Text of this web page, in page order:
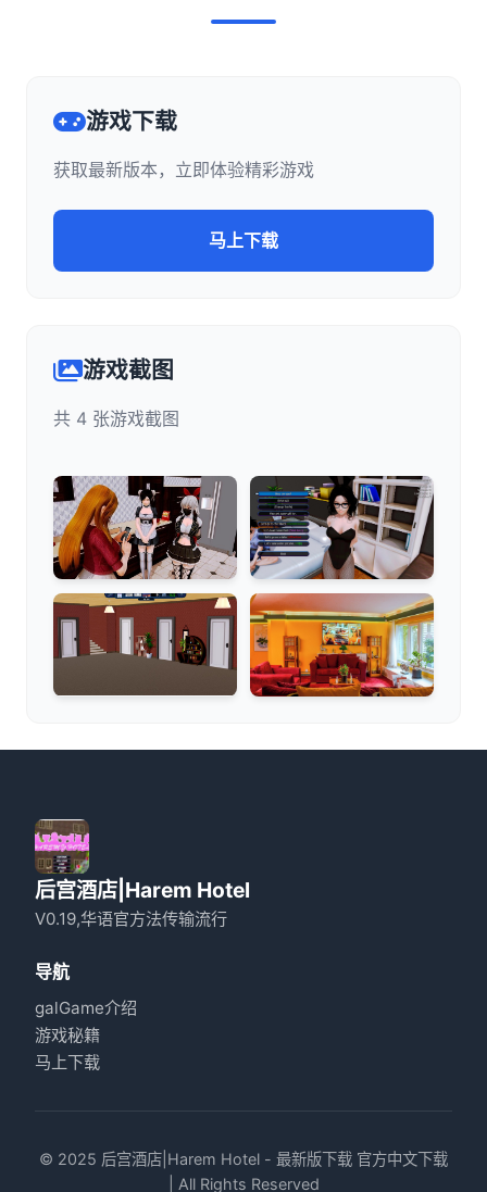
游戏下载
获取最新版本，立即体验精彩游戏
马上下载
游戏截图
共 4 张游戏截图
后宫酒店|Harem Hotel
V0.19,华语官方法传输流行
导航
galGame介绍
游戏秘籍
马上下载
© 2025 后宫酒店|Harem Hotel - 最新版下载 官方中文下载
| All Rights Reserved